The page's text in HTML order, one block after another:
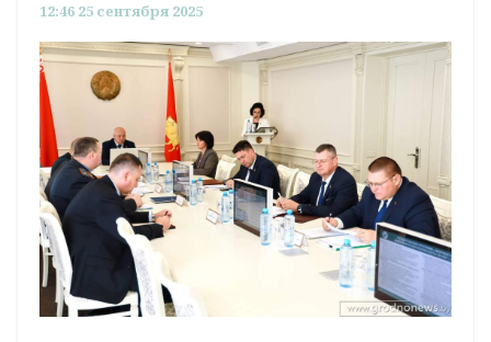
12:46 25 сентября 2025